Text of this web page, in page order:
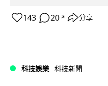
143 20 ↗ 分享
科技娛樂 科技新聞